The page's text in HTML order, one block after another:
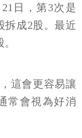
日，第3次是
拆成2股。最近
這會更容易讓
常會視為好消